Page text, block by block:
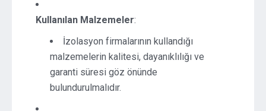
Kullanılan Malzemeler:
İzolasyon firmalarının kullandığı
malzemelerin kalitesi, dayanıklılığı ve
garanti süresi göz önünde
bulundurulmalıdır.